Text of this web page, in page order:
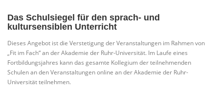
Das Schulsiegel für den sprach- und
kultursensiblen Unterricht
Dieses Angebot ist die Verstetigung der Veranstaltungen im Rahmen von
„Fit im Fach“ an der Akademie der Ruhr-Universität. Im Laufe eines
Fortbildungsjahres kann das gesamte Kollegium der teilnehmenden
Schulen an den Veranstaltungen online an der Akademie der Ruhr-
Universität teilnehmen.